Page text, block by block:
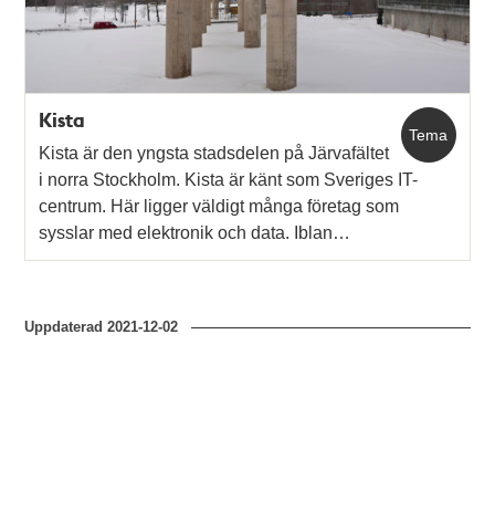
Tema
Kista
Kista är den yngsta stadsdelen på Järvafältet
i norra Stockholm. Kista är känt som Sveriges IT-
centrum. Här ligger väldigt många företag som
sysslar med elektronik och data. Iblan…
Uppdaterad2021-12-02